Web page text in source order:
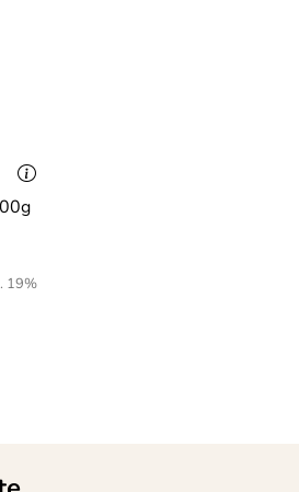
schnitt- und kratzfest
für Menschen mit Nickelallergie
bakterienhemmend und
19%